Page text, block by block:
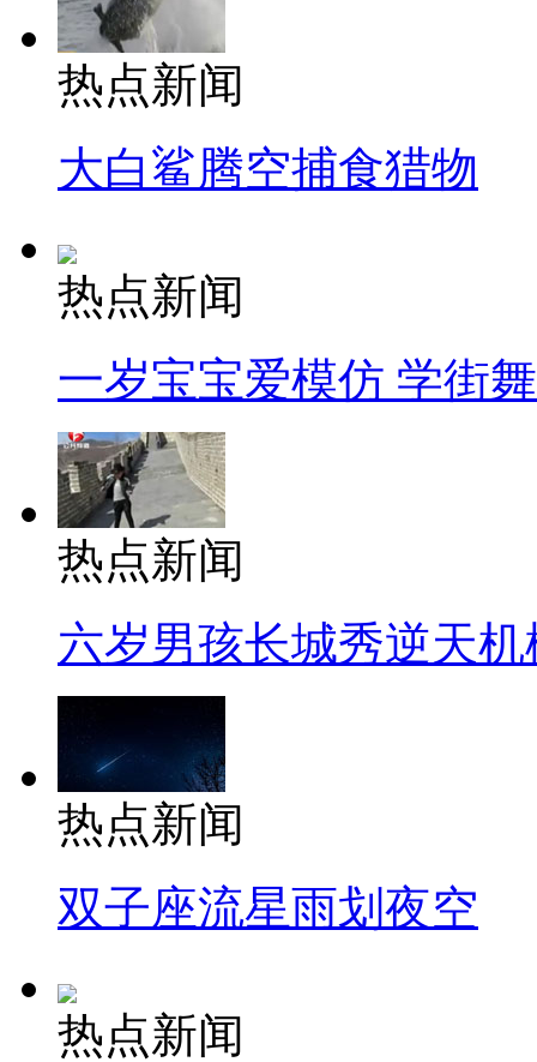
热点新闻
大白鲨腾空捕食猎物
热点新闻
一岁宝宝爱模仿 学街
热点新闻
六岁男孩长城秀逆天机
热点新闻
双子座流星雨划夜空
热点新闻